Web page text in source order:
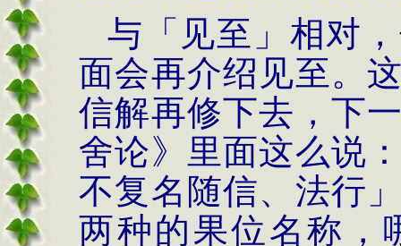
与「见至」相对
面会再介绍见至。
信解再修下去，下
舍论》里面这么说
不复名随信、法行
两种的果位名称，